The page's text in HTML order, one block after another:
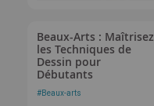
Beaux-Arts : Maîtrisez
les Techniques de
Dessin pour
Débutants
#Beaux-arts